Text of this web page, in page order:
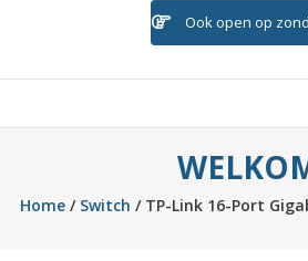
Ook open op
Home / Switch / TP-Link 16-Port